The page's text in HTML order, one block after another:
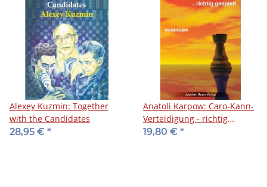
Alexey Kuzmin: Together
with the Candidates
28,95 € *
Anatoli Karpow: Caro-Kann-
Verteidigung - richtig
gespielt
19,80 € *